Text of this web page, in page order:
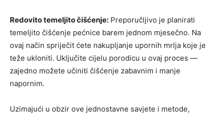
Redovito temeljito čišćenje: Preporučljivo je planirati
temeljito čišćenje pećnice barem jednom mjesečno. Na
ovaj način spriječit ćete nakupljanje upornih mrlja koje je
teže ukloniti. Uključite cijelu porodicu u ovaj proces —
zajedno možete učiniti čišćenje zabavnim i manje
napornim.
Uzimajući u obzir ove jednostavne savjete i metode,